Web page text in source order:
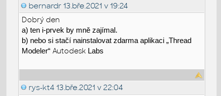
bernardr 13.bře.2021 v 19:24
Dobrý den
a) ten i-prvek by mně zajímal.
b) nebo si stačí nainstalovat zdarma aplikaci „Thread
Modeler“ Autodesk Labs
rys-kt4 13.bře.2021 v 22:04